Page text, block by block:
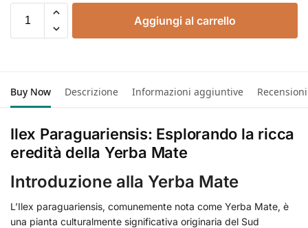
Aggiungi al carrello
Buy Now Descrizione Informazioni aggiuntive Recensioni
Ilex Paraguariensis: Esplorando la ricca
eredità della Yerba Mate
Introduzione alla Yerba Mate
L’Ilex paraguariensis, comunemente nota come Yerba Mate, è
una pianta culturalmente significativa originaria del Sud